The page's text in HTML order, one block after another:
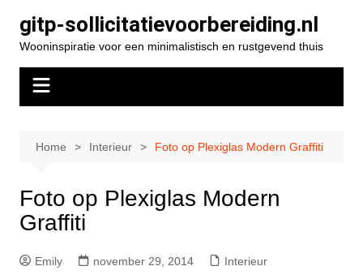
naar
inhoud
gitp-sollicitatievoorbereiding.nl
Wooninspiratie voor een minimalistisch en rustgevend thuis
Home Interieur Foto op Plexiglas Modern Graffiti
Foto op Plexiglas Modern
Graffiti
Emily november 29, 2014 Interieur